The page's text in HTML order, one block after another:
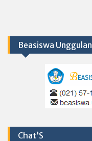
Beasiswa Unggulan
Chat’S